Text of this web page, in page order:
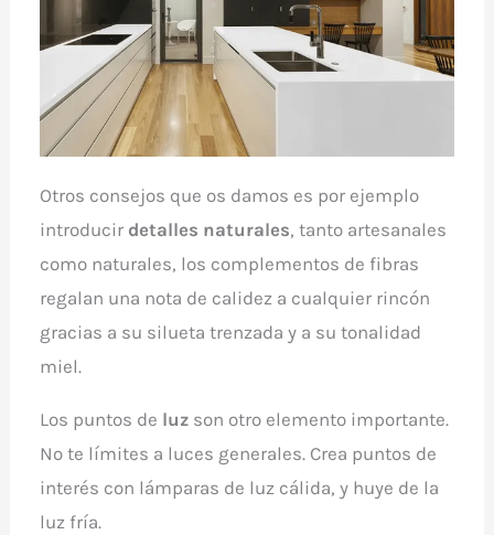
Otros consejos que os damos es por ejemplo
introducir detalles naturales, tanto artesanales
como naturales, los complementos de fibras
regalan una nota de calidez a cualquier rincón
gracias a su silueta trenzada y a su tonalidad
miel.
Los puntos de luz son otro elemento importante.
No te límites a luces generales. Crea puntos de
interés con lámparas de luz cálida, y huye de la
luz fría.